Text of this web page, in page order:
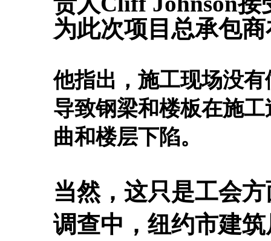
为此次项目总承包
他指出，施工现场没
导致钢梁和楼板在施
曲和楼层下陷。
当然，这只是工会
调查中，纽约市建